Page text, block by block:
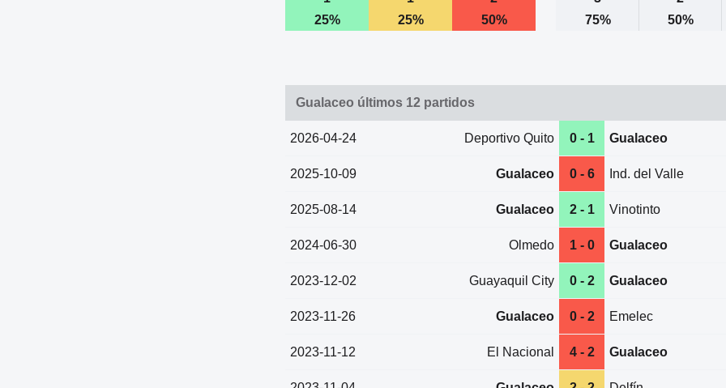
25%
25% 50% 75% 50%
Gualaceo últimos 12 partidos
2026-04-24 Deportivo Quito 0 - 1 Gualaceo
2025-10-09 Gualaceo 0 - 6 Ind. del Valle
2025-08-14 Gualaceo 2 - 1 Vinotinto
2024-06-30 Olmedo 1 - 0 Gualaceo
2023-12-02 Guayaquil City 0 - 2 Gualaceo
2023-11-26 Gualaceo 0 - 2 Emelec
2023-11-12 El Nacional 4 - 2 Gualaceo